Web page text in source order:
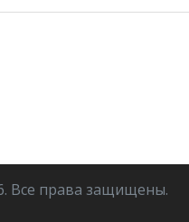
Все права защищены.